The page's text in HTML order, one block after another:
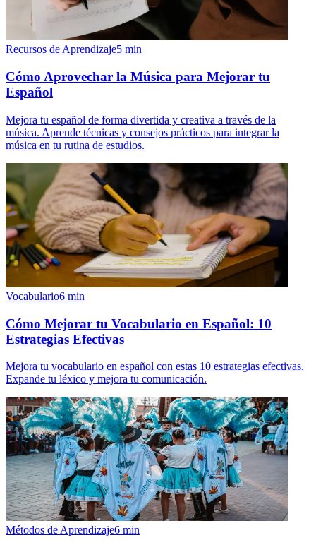
Recursos de Aprendizaje5 min
Cómo Aprovechar la Música para Mejorar tu
Español
Mejora tu español de forma divertida y creativa a través de la
música. Aprende técnicas y consejos prácticos para integrar la
música en tu rutina de estudios.
Vocabulario6 min
Cómo Mejorar tu Vocabulario en Español: 10
Estrategias Efectivas
Mejora tu vocabulario en español con estas 10 estrategias efectivas.
Expande tu léxico y mejora tu comunicación.
Métodos de Aprendizaje6 min